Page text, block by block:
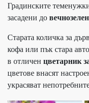
Градинските
засадени до
Старата количка за
кофа или пък стара
в отличен цветарник
цветове внасят
украсяват